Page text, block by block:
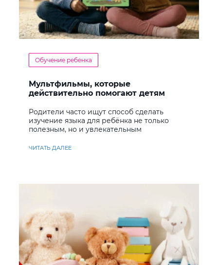
Обучение ребенка
Мультфильмы, которые
действительно помогают детям
Родители часто ищут способ сделать
изучение языка для ребёнка не только
полезным, но и увлекательным
ЧИТАТЬ ДАЛЕЕ